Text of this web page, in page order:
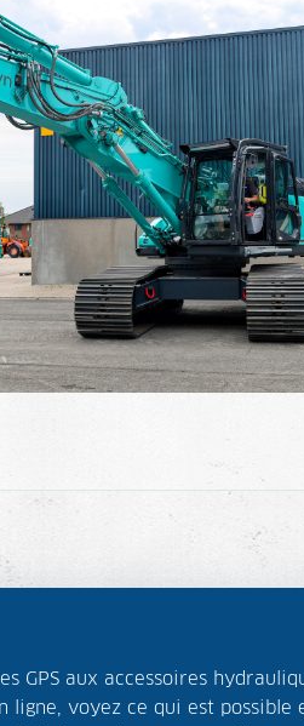
GPS aux accessoires
ligne, voyez ce qui est possible